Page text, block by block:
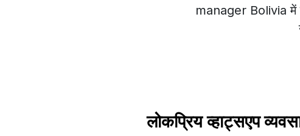
manager Bolivia में
लोकप्रिय व्हाट्सएप